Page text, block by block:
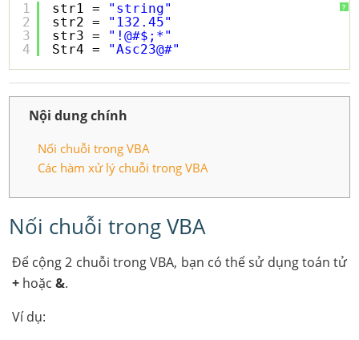
?
1
2
3
4
str1 = "string"
str2 = "132.45"
str3 = "!@#$;*"
Str4 = "Asc23@#"
Nội dung chính
Nối chuỗi trong VBA
Các hàm xử lý chuỗi trong VBA
Nối chuỗi trong VBA
Để cộng 2 chuỗi trong VBA, bạn có thể sử dụng toán tử
+hoặc &.
Ví dụ: